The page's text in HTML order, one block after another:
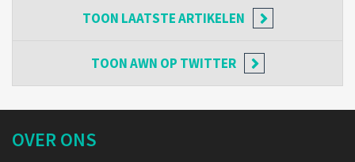
TOON LAATSTE ARTIKELEN
TOONAWN OP TWITTER
OVER ONS